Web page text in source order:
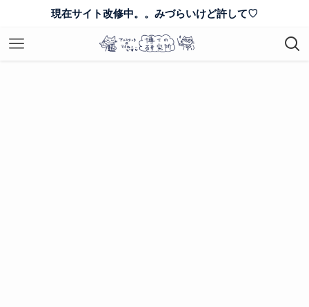
現在サイト改修中。。みづらいけど許して♡